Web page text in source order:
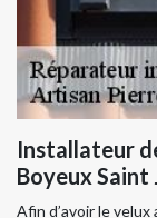
Installateur
Boyeux Saint
Afin d’avoir le